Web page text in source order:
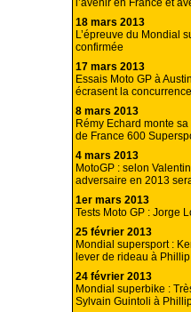
l’avenir en France et
18 mars 2013
L’épreuve du Mondial
confirmée
17 mars 2013
Essais Moto GP à
écrasent la
8 mars 2013
Rémy Echard monte
de France 600
4 mars 2013
MotoGP : selon
adversaire en 2013
1er mars 2013
Tests Moto GP : Jorge
25 février 2013
Mondial supersport :
lever de rideau à
24 février 2013
Mondial superbike :
Sylvain Guintoli à